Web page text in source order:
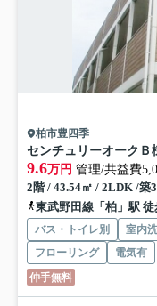
柏市豊四季
センチュリーオークＢ
9.6万円 管理/共益費
2階 / 43.54㎡ / 2LDK /築
東武野田線「柏」駅 徒
バス・トイレ別 室内
フローリング
電気有
仲手無料